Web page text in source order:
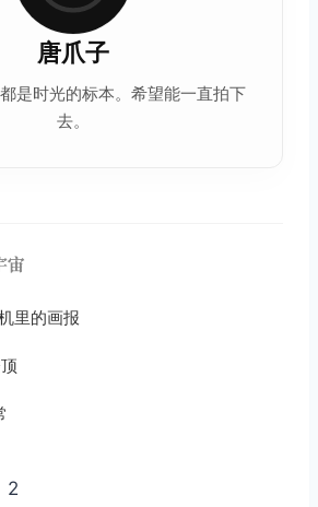
唐爪子
是时光的标本。希望能一直拍下
去。
宙
里的画报
2